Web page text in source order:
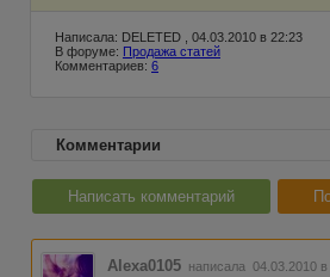
Написала: DELETED , 04.03.2010 в 22:23
В форуме: Продажа статей
Комментариев: 6
Комментарии
Написать комментарий
Alexa0105 написала 04.03.2010 в